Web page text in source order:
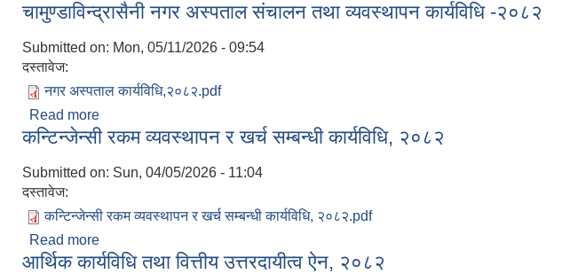
चामुण्डाविन्द्रासैनी नगर अस्पताल संचालन तथा व्यवस्थापन कार्यविधि -२०८२
Submitted on: Mon, 05/11/2026 - 09:54
दस्तावेज:
नगर अस्पताल कार्यविधि,२०८२.pdf
Read more
कन्टिन्जेन्सी रकम व्यवस्थापन र खर्च सम्बन्धी कार्यविधि, २०८२
Submitted on: Sun, 04/05/2026 - 11:04
दस्तावेज:
कन्टिन्जेन्सी रकम व्यवस्थापन र खर्च सम्बन्धी कार्यविधि, २०८२.pdf
Read more
आर्थिक कार्यविधि तथा वित्तीय उत्तरदायीत्व ऐन, २०८२